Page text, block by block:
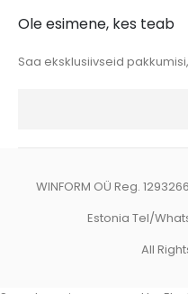
Ole esimene, kes teab
Saa eksklusiivseid
WINFORM OÜ Reg.
Estonia Tel/
All